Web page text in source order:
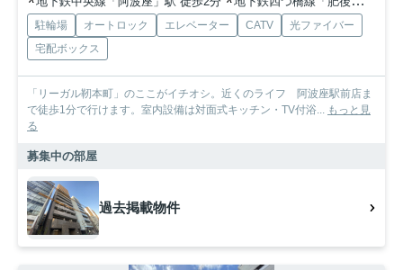
駐輪場 オートロック エレベーター CATV
光ファイバー
宅配ボックス
「リーガル靭本町」のここがイチオシ。近くのライフ 阿波座駅前店ま
で徒歩1分で行けます。室内設備は対面式キッチン・TV付浴... もっと見
る
募集中の部屋
過去掲載物件